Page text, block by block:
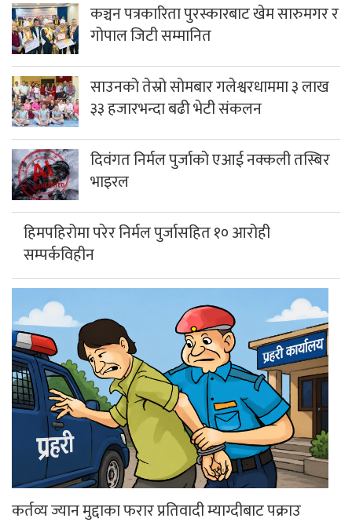
कञ्चन पत्रकारिता पुरस्कारबाट खेम सारुमगर र
गोपाल जिटी सम्मानित
साउनको तेस्रो सोमबार गलेश्वरधाममा ३ लाख
३३ हजारभन्दा बढी भेटी संकलन
दिवंगत निर्मल पुर्जाको एआई नक्कली तस्बिर
भाइरल
हिमपहिरोमा परेर निर्मल पुर्जासहित १० आरोही
सम्पर्कविहीन
कर्तव्य ज्यान मुद्दाका फरार प्रतिवादी म्याग्दीबाट पक्राउ